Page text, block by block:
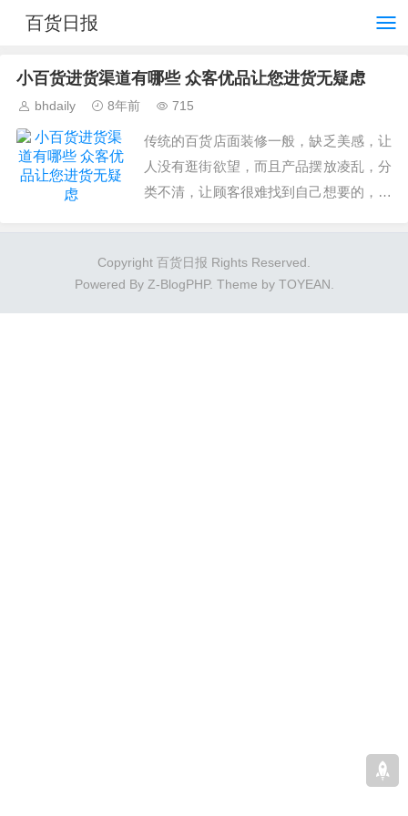
百货日报
小百货进货渠道有哪些 众客优品让您进货无疑虑
bhdaily 8年前 715
传统的百货店面装修一般，缺乏美感，让
人没有逛街欲望，而且产品摆放凌乱，分
类不清，让顾客很难找到自己想要的，甚
难有售后质量保证。...
Copyright 百货日报 Rights Reserved.
Powered By Z-BlogPHP. Theme by TOYEAN